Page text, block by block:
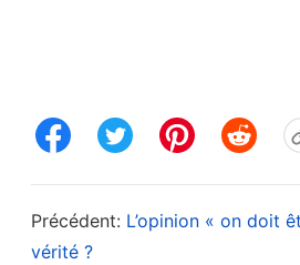
Tout cherchant, j’ai lu un
Puissantdit : «Tout ce que
tout ce qu’Il fait en
Précédent: L’opinion « on doit
vérité ?